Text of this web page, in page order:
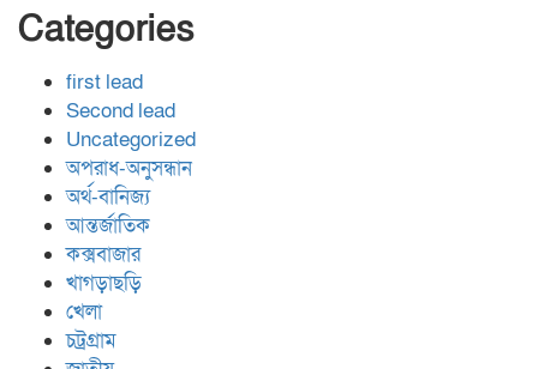
Categories
first lead
Second lead
Uncategorized
অপরাধ-অনুসন্ধান
অর্থ-বানিজ্য
আন্তর্জাতিক
কক্সবাজার
খাগড়াছড়ি
খেলা
চট্রগ্রাম